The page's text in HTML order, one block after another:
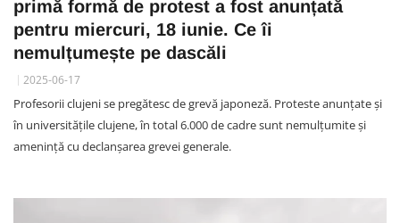
primă formă de protest a fost anunțată
pentru miercuri, 18 iunie. Ce îi
nemulțumește pe dascăli
2025-06-17
Profesorii clujeni se pregătesc de grevă japoneză. Proteste anunțate și
în universitățile clujene, în total 6.000 de cadre sunt nemulțumite și
amenință cu declanșarea grevei generale.